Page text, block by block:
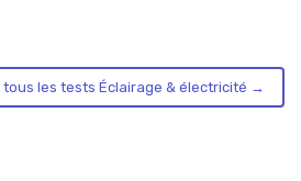
tous les tests Éclairage & électricité →